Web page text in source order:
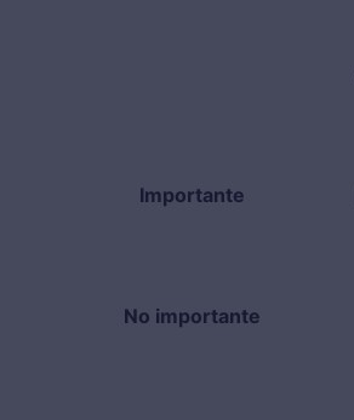
Importante
No importante